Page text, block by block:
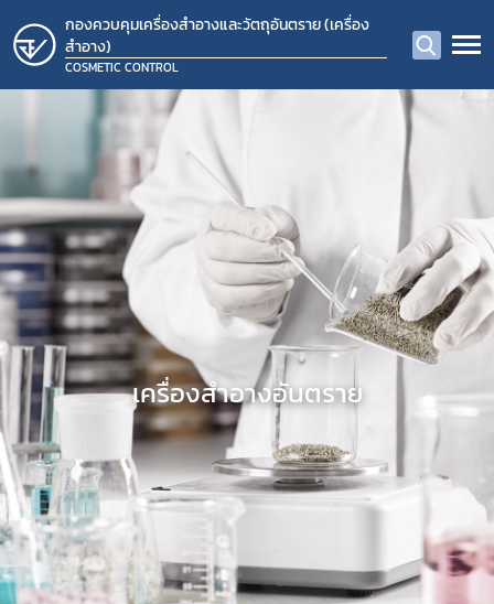
กองควบคุมเครื่องสำอางและวัตถุอันตราย (เครื่อง
สำอาง)
COSMETIC CONTROL
​เครื่องสำอางอันตราย